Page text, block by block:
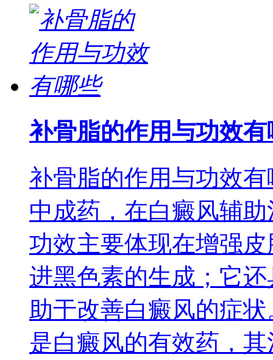
补骨脂的作用与功效有
补骨脂的作用与功效
中成药，在白癜风辅
功效主要体现在增强
进黑色素的生成；它
助于改善白癜风的症
是白癜风的有效药，